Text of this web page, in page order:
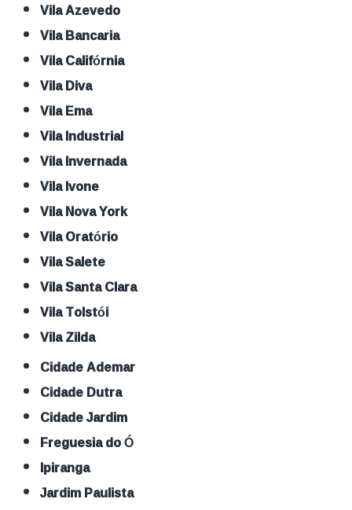
Vila Azevedo
Vila Bancaria
Vila Califórnia
Vila Diva
Vila Ema
Vila Industrial
Vila Invernada
Vila Ivone
Vila Nova York
Vila Oratório
Vila Salete
Vila Santa Clara
Vila Tolstói
Vila Zilda
Cidade Ademar
Cidade Dutra
Cidade Jardim
Freguesia do Ó
Ipiranga
Jardim Paulista